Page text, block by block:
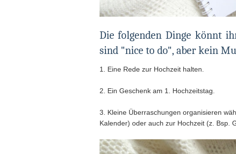
Die folgenden Dinge könnt
sind "nice to do", aber kein
1. Eine Rede zur Hochzeit halten.
2. Ein Geschenk am 1. Hochzeitstag.
3. Kleine Überraschungen organisieren
Kalender) oder auch zur Hochzeit (z. Bsp.